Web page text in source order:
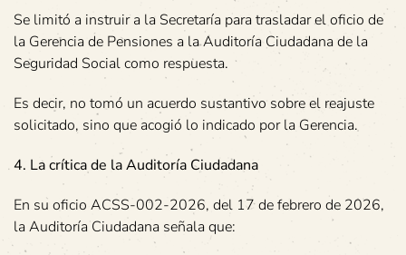
Se limitó a instruir a la Secretaría para trasladar el oficio de
la Gerencia de Pensiones a la Auditoría Ciudadana de la
Seguridad Social como respuesta.
Es decir, no tomó un acuerdo sustantivo sobre el reajuste
solicitado, sino que acogió lo indicado por la Gerencia.
4. La crítica de la Auditoría Ciudadana
En su oficio ACSS-002-2026, del 17 de febrero de 2026,
la Auditoría Ciudadana señala que: